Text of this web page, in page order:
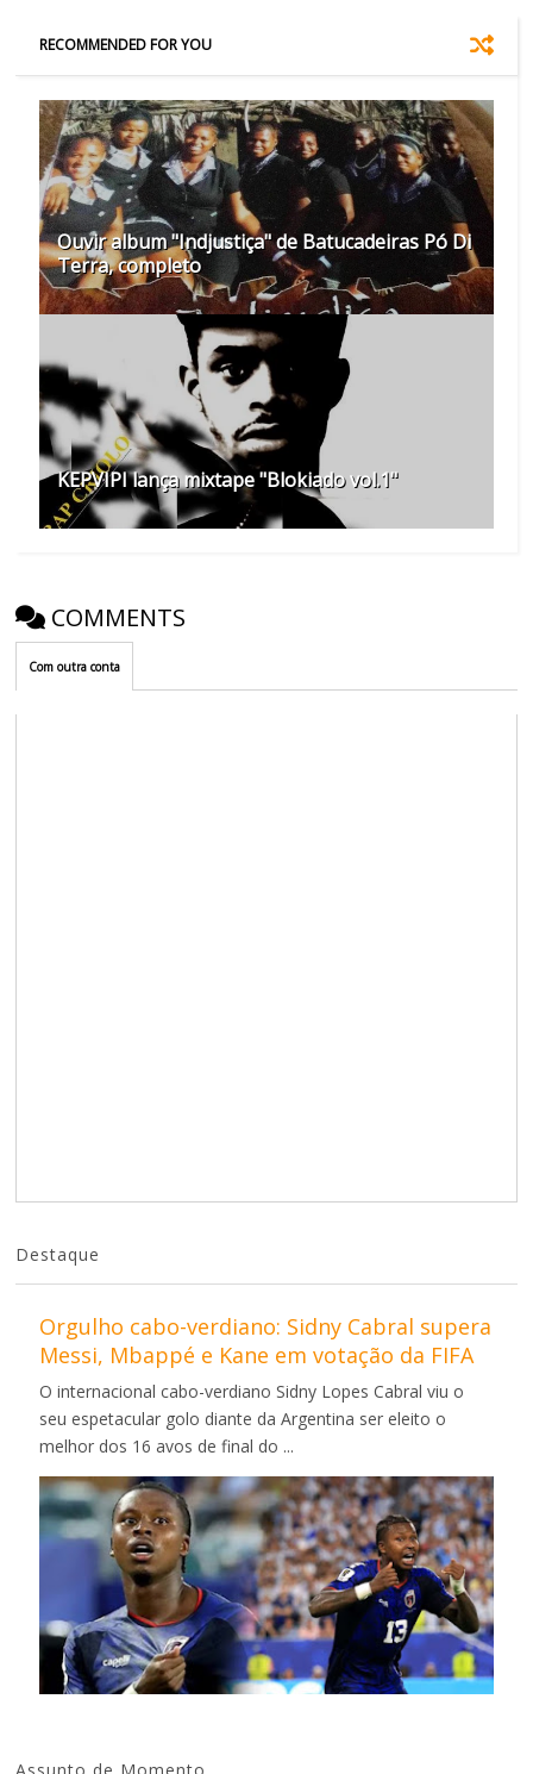
RECOMMENDED FOR YOU
Ouvir album "Indjustiça" de Batucadeiras Pó Di
Terra, completo
KEPVIPI lança mixtape "Blokiado vol.1"
COMMENTS
Com outra conta
Destaque
Orgulho cabo-verdiano: Sidny Cabral supera
Messi, Mbappé e Kane em votação da FIFA
O internacional cabo-verdiano Sidny Lopes Cabral viu o
seu espetacular golo diante da Argentina ser eleito o
melhor dos 16 avos de final do ...